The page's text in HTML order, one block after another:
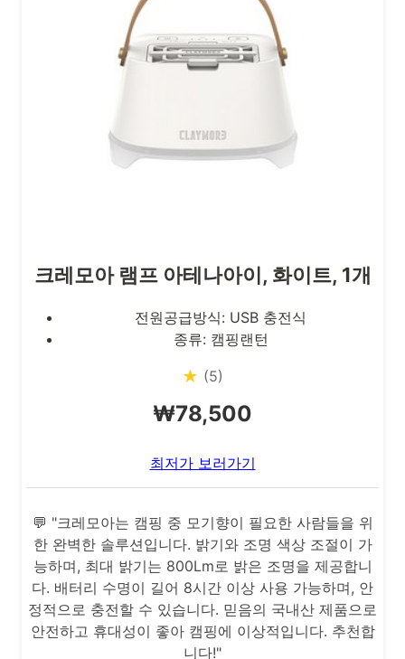
크레모아 램프 아테나아이, 화이트, 1개
전원공급방식: USB 충전식
종류: 캠핑랜턴
★ (5)
₩78,500
최저가 보러가기
💬 "크레모아는 캠핑 중 모기향이 필요한 사람들을 위
한 완벽한 솔루션입니다. 밝기와 조명 색상 조절이 가
능하며, 최대 밝기는 800Lm로 밝은 조명을 제공합니
다. 배터리 수명이 길어 8시간 이상 사용 가능하며, 안
정적으로 충전할 수 있습니다. 믿음의 국내산 제품으로
안전하고 휴대성이 좋아 캠핑에 이상적입니다. 추천합
니다!"